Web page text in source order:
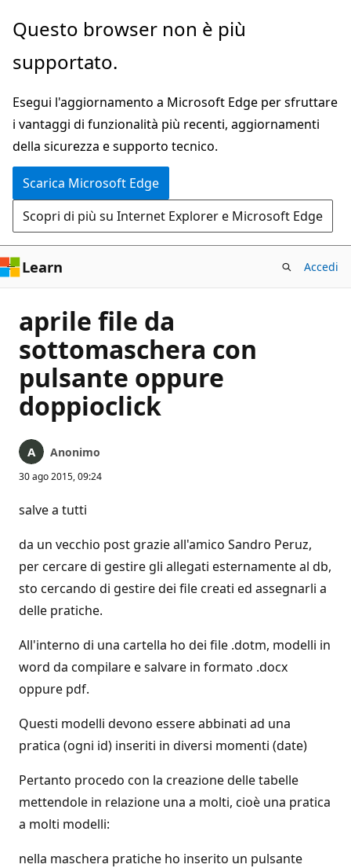
Ignora
passa
contenuto
principale
Questo browser non è più
supportato.
Esegui l'aggiornamento a Microsoft Edge per sfruttare
i vantaggi di funzionalità più recenti, aggiornamenti
della sicurezza e supporto tecnico.
Scarica Microsoft Edge
Scopri di più su Internet Explorer e Microsoft Edge
Learn Accedi
aprile file da
sottomaschera con
pulsante oppure
doppioclick
Anonimo
30 ago 2015, 09:24
salve a tutti
da un vecchio post grazie all'amico Sandro Peruz,
per cercare di gestire gli allegati esternamente al db,
sto cercando di gestire dei file creati ed assegnarli a
delle pratiche.
All'interno di una cartella ho dei file .dotm, modelli in
word da compilare e salvare in formato .docx
oppure pdf.
Questi modelli devono essere abbinati ad una
pratica (ogni id) inseriti in diversi momenti (date)
Pertanto procedo con la creazione delle tabelle
mettendole in relazione una a molti, cioè una pratica
a molti modelli:
nella maschera pratiche ho inserito un pulsante